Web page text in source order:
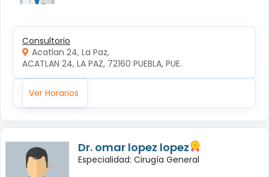
Consultorio
Acatlan 24, La Paz,
ACATLAN 24, LA PAZ, 72160 PUEBLA, PUE.
Ver Horarios
Dr. omar lopez lopez
Especialidad: Cirugía General